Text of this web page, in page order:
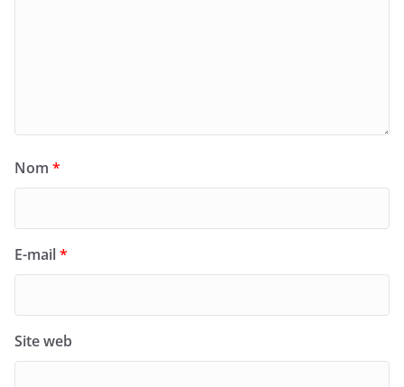
Nom *
E-mail*
Site web